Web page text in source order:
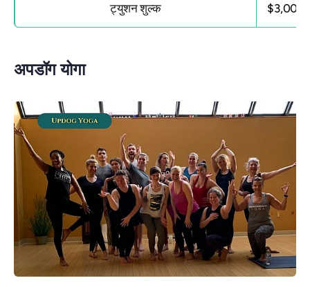
ट्युशन शुल्क $3,000
अपडॉग योगा